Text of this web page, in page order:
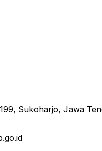
Sukoharjo, Jawa